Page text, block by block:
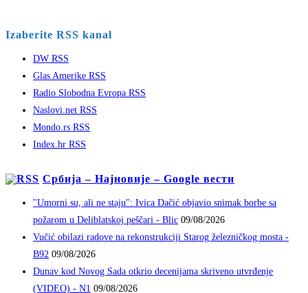
Izaberite RSS kanal
DW RSS
Glas Amerike RSS
Radio Slobodna Evropa RSS
Naslovi.net RSS
Mondo.rs RSS
Index.hr RSS
Србија – Најновије – Google вести
"Umorni su, ali ne staju": Ivica Dačić objavio snimak borbe sa
požarom u Deliblatskoj peščari - Blic 09/08/2026
Vučić obilazi radove na rekonstrukciji Starog železničkog mosta -
B92 09/08/2026
Dunav kod Novog Sada otkrio decenijama skriveno utvrđenje
(VIDEO) - N1 09/08/2026